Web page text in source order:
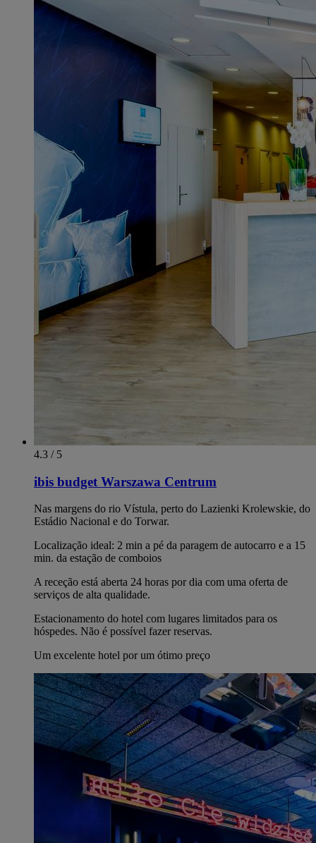
4.3 / 5
ibis budget Warszawa Centrum
Nas margens do rio Vístula, perto do Lazienki Krolewskie, do
Estádio Nacional e do Torwar.
Localização ideal: 2 min a pé da paragem de autocarro e a 15
min. da estação de comboios
A receção está aberta 24 horas por dia com uma oferta de
serviços de alta qualidade.
Estacionamento do hotel com lugares limitados para os
hóspedes. Não é possível fazer reservas.
Um excelente hotel por um ótimo preço